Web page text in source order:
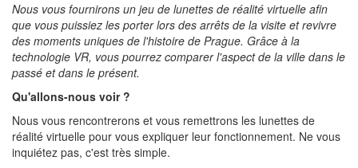
Nous vous fournirons un jeu de lunettes de réalité virtuelle afin
que vous puissiez les porter lors des arrêts de la visite et revivre
des moments uniques de l'histoire de Prague. Grâce à la
technologie VR, vous pourrez comparer l'aspect de la ville dans le
passé et dans le présent.
Qu'allons-nous voir ?
Nous vous rencontrerons et vous remettrons les lunettes de
réalité virtuelle pour vous expliquer leur fonctionnement. Ne vous
inquiétez pas, c'est très simple.